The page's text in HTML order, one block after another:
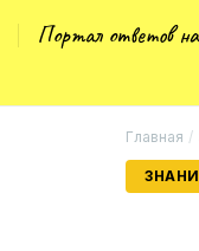
Портал ответов
Главная /